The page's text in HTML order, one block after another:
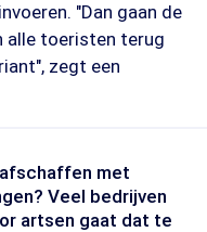
"Dan gaan de
alle toeristen terug
zegt een
met
Veel bedrijven
artsen gaat dat te